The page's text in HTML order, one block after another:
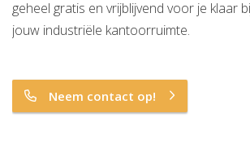
geheel gratis en vrijblijvend voor je klaar
jouw industriële kantoorruimte.
Neem contact op!